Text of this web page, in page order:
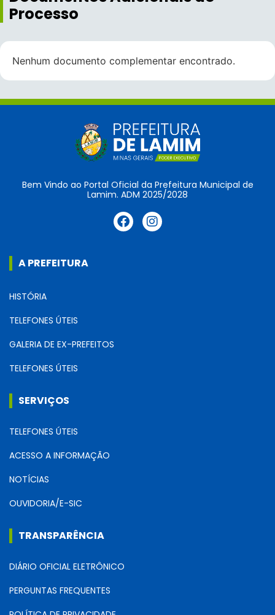
Processo
Nenhum documento complementar encontrado.
Bem Vindo ao Portal Oficial da Prefeitura Municipal de
Lamim. ADM 2025/2028
A PREFEITURA
HISTÓRIA
TELEFONES ÚTEIS
GALERIA DE EX-PREFEITOS
TELEFONES ÚTEIS
SERVIÇOS
TELEFONES ÚTEIS
ACESSO A INFORMAÇÃO
NOTÍCIAS
OUVIDORIA/E-SIC
TRANSPARÊNCIA
DIÁRIO OFICIAL ELETRÔNICO
PERGUNTAS FREQUENTES